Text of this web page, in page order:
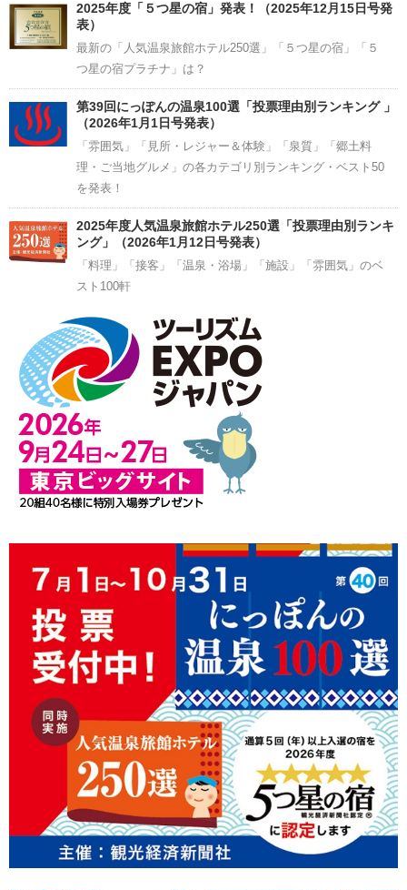
2025年度「５つ星の宿」発表！（2025年12月15日号発
表）
最新の「人気温泉旅館ホテル250選」「５つ星の宿」「５
つ星の宿プラチナ」は？
第39回にっぽんの温泉100選「投票理由別ランキング 」
（2026年1月1日号発表）
「雰囲気」「見所・レジャー＆体験」「泉質」「郷土料
理・ご当地グルメ」の各カテゴリ別ランキング・ベスト50
を発表！
2025年度人気温泉旅館ホテル250選「投票理由別ランキ
ング」（2026年1月12日号発表）
「料理」「接客」「温泉・浴場」「施設」「雰囲気」のベ
スト100軒